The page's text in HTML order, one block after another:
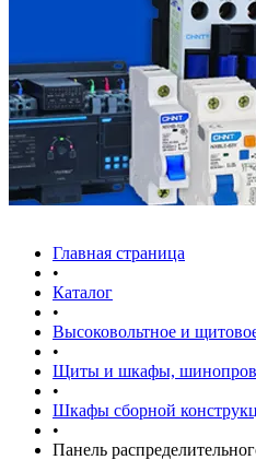
Главная страница
•
Каталог
•
Высоковольтное и
•
Щиты и шкафы,
•
Шкафы сборной
•
Панель